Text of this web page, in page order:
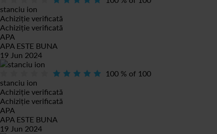
stanciu ion
Achiziție verificată
Achiziție verificată
APA
APA ESTE BUNA
19 Jun 2024
100 % of 100
stanciu ion
Achiziție verificată
Achiziție verificată
APA
APA ESTE BUNA
19 Jun 2024